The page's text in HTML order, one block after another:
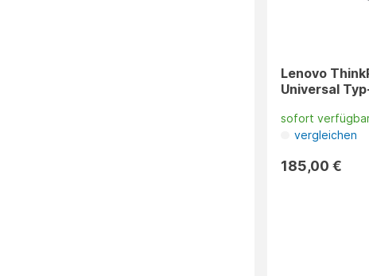
Lenovo
Universal
sofort
vergleichen
185,00 €